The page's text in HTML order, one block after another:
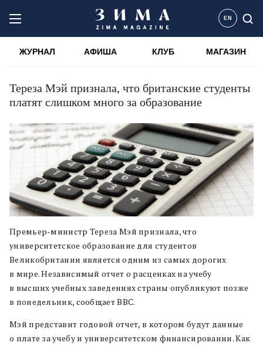
EN
ЖУРНАЛ АФИША КЛУБ МАГАЗИН
Тереза Мэй признала, что британские студенты
платят слишком много за образование
Премьер-министр Тереза Мэй признала, что
университетское образование для студентов
Великобритании является одним из самых дорогих
в мире. Независимый отчет о расценках на учебу
в высших учебных заведениях страны опубликуют позже
в понедельник, сообщает BBC.
Мэй представит годовой отчет, в котором будут данные
о плате за учебу и университетском финансировании. Как